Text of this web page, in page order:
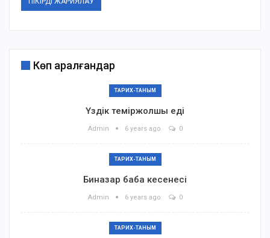
Көп қаралғандар
ТАРИХ-ТАНЫМ
Үздік теміржолшы еді
Admin 6 years ago 0
ТАРИХ-ТАНЫМ
Биназар баба кесенесі
Admin 6 years ago 0
ТАРИХ-ТАНЫМ